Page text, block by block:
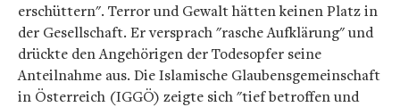
erschüttern". Terror und Gewalt hätten keinen Platz in
der Gesellschaft. Er versprach "rasche Aufklärung" und
drückte den Angehörigen der Todesopfer seine
Anteilnahme aus. Die Islamische Glaubensgemeinschaft
in Österreich (IGGÖ) zeigte sich "tief betroffen und